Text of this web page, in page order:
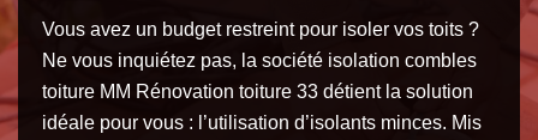
Vous avez un budget restreint pour isoler vos toits ?
Ne vous inquiétez pas, la société isolation combles
toiture MM Rénovation toiture 33 détient la solution
idéale pour vous : l’utilisation d’isolants minces. Mis